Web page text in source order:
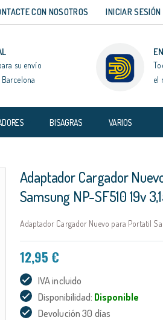
CON NOSOTROS INICIAR SESIÓN
su envío
el
BISAGRAS VARIOS
Adaptador Cargador
Samsung NP-SF510 19v
Adaptador Cargador Nuevo para Portatil
12,95 €
IVA incluido
Disponibilidad: Disponible
Devolución 30 días